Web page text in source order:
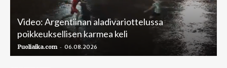
Video: Argentiinan aladivariottelussa
poikkeuksellisen karmea keli
Puoliaika.com - 06.08.2026